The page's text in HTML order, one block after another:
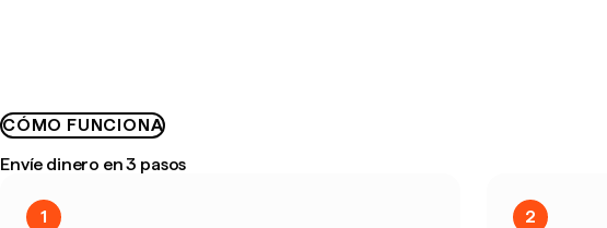
CÓMO FUNCIONA
Envíe dinero en 3 pasos
1
2